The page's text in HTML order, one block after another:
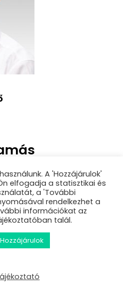
– Digitalizált HR-
A 'Hozzájárulok'
elfogadja a statisztikai és
a 'További
rendelkezhet a
információkat az
talál.
Hozzájárulok